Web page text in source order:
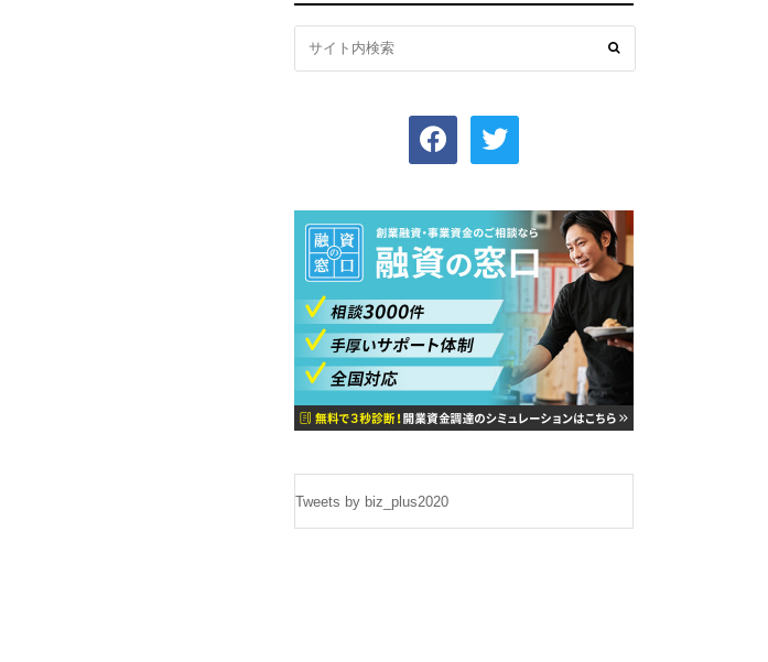
facebook twitter
Tweets by biz_plus2020